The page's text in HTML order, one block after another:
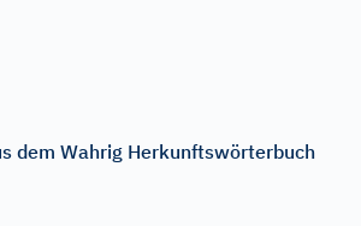
dem Wahrig Herkunftswörterbuch